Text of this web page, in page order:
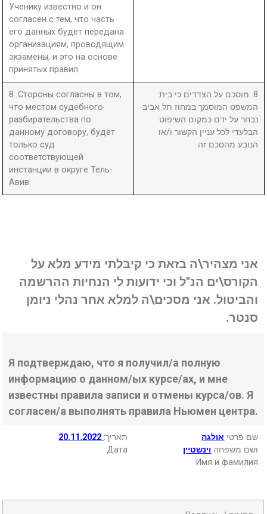
Ученику известно и он
согласен с тем, что часть
его данных будет передана
организациям, проводящим
экзамены, и это на основе
принятых правил.
8. Стороны согласны в том,
что местом судебного
разбирательства по
данному договору, будет
только суд
соответствующей
инстанции в округе Тель-
Авив.
8. מוסכם על הצדדים כי בית
המשפט המוסמך במחוז תל אביב
נבחר על ידם כמקום השיפוט
הבלעדי לכל עניין הקשור ו/או
הנובע מהסכם זה.
אני מצהיר\ה בזאת כי קיבלתי מידע מלא על
הקורס\ים הנ"ל וכי ידועות לי הנחיות ההרשמה
והביטול. אני מסכים\ה למלא אחר נהלי ניומן
סנטר.
Я подтверждаю, что я получил/а полную
информацию о данном/ых курсе/ах, и мне
известны правила записи и отмены курса/ов. Я
согласен/а выполнять правила Ньюмен центра.
20.11.2022 :תאריך
Дата
שם פרטי אולגה
ושם משפחה וינשטיין
Имя и фамилия